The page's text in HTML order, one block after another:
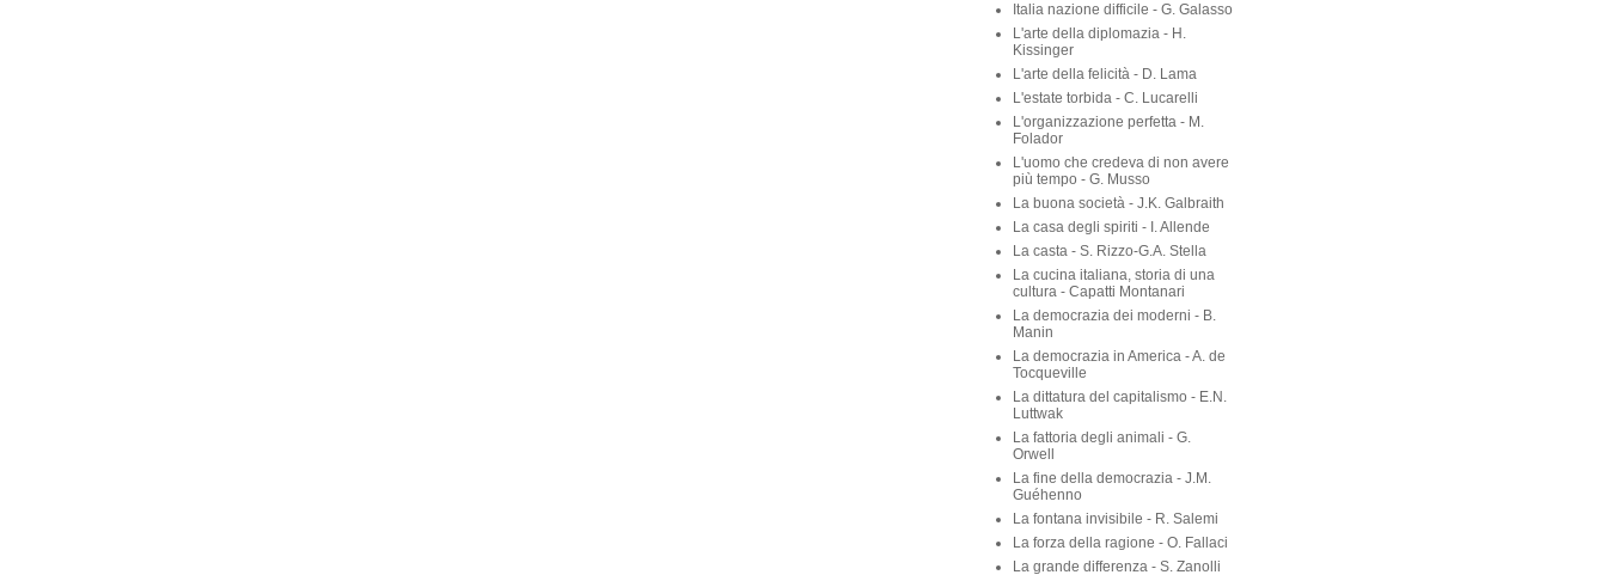
Italia nazione difficile - G. Galasso
L'arte della diplomazia - H.
Kissinger
L'arte della felicità - D. Lama
L'estate torbida - C. Lucarelli
L'organizzazione perfetta - M.
Folador
L'uomo che credeva di non avere
più tempo - G. Musso
La buona società - J.K. Galbraith
La casa degli spiriti - I. Allende
La casta - S. Rizzo-G.A. Stella
La cucina italiana, storia di una
cultura - Capatti Montanari
La democrazia dei moderni - B.
Manin
La democrazia in America - A. de
Tocqueville
La dittatura del capitalismo - E.N.
Luttwak
La fattoria degli animali - G.
Orwell
La fine della democrazia - J.M.
Guéhenno
La fontana invisibile - R. Salemi
La forza della ragione - O. Fallaci
La grande differenza - S. Zanolli